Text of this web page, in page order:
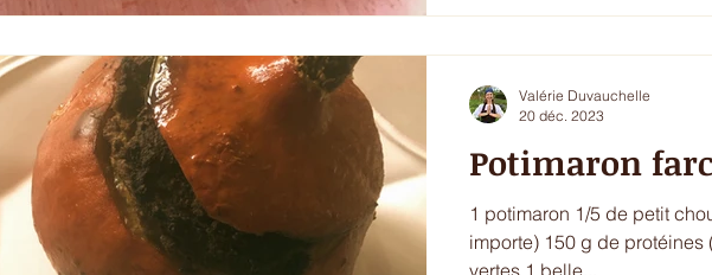
Potimaron
1 potimaron 1/5 de petit
importe) 150 g de
vertes 1 belle...
Valérie Duvauchelle
20 déc. 2023